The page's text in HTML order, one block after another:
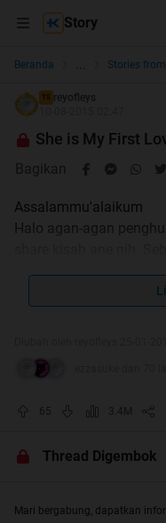
Story
Beranda ...
TS reyofleys
She is My First
Bagikan
Assalammu'alaikum
Halo agan-agan
selama ini jadi SR di
Kenapa harus ijin istri
(Ikutan Suami takut
moodnya
65 3.4M
Thread Digembok
Mari bergabung, dapatkan